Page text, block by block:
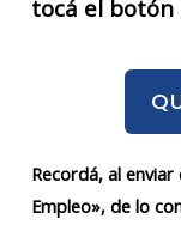
tocá el botón
Recordá, al enviar
Empleo», de lo